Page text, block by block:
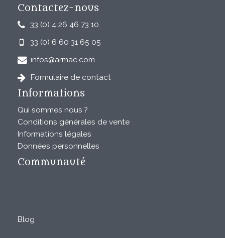
Contactez-nous
33 (0) 4 26 46 73 10
33 (0) 6 60 31 65 05
infos@armae.com
Formulaire de contact
Informations
Qui sommes nous ?
Conditions générales de vente
Informations légales
Données personnelles
Communauté
Blog